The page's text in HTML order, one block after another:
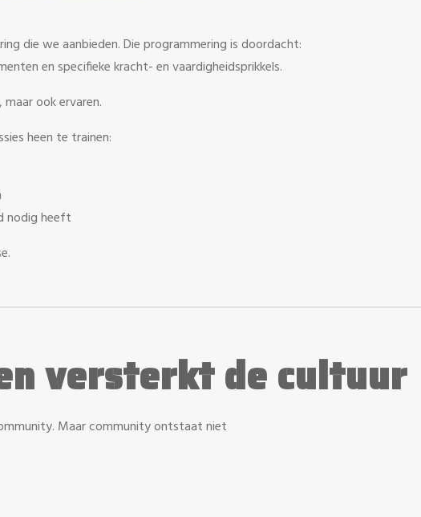
die we aanbieden. Die programmering is doordacht:
en specifieke kracht- en vaardigheidsprikkels.
ook ervaren.
heen te trainen:
nodig heeft
versterkt de cultuur
Maar community ontstaat niet